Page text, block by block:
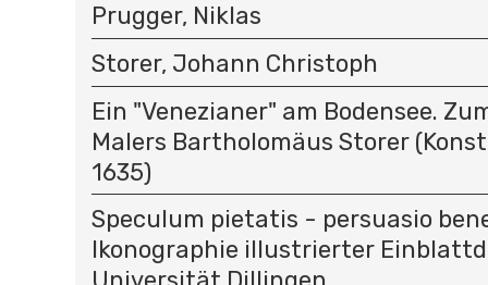
Prugger, Niklas
Storer, Johann Christoph
Ein "Venezianer" am Bodensee.
Malers Bartholomäus Storer
1635)
Speculum pietatis - persuasio
Ikonographie illustrierter